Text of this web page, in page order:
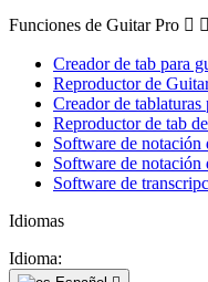
Funciones de Guitar Pro  
Creador de tab para
Reproductor de
Creador de tablaturas
Reproductor de tab
Software de notación
Software de notación
Software de
Idiomas
Idioma: